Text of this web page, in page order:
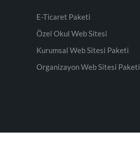
E-Ticaret Paketi
Özel Okul Web Sitesi
Kurumsal Web Sitesi Paketi
Organizayon Web Sitesi Paketi